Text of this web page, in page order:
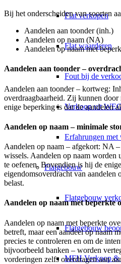
Flat verkopen
Flat waarderen
Fout bij de
Verkoop uit
Erfahrungen
Flatgebouw
Flatgebouw
Flatgebouw
MFH Verkoop &
Bij het onderscheiden van soorten
Aandelen aan toonder (inh.)
Aandelen op naam (NA)
Aandelen op naam met
Aandelen aan toonder –
Aandelen aan toonder – kortweg:
overdraagbaarheid. Zij kunnen door
enige beperking is dat de aandelen
Aandelen op naam – minimale
Aandelen op naam – afgekort: NA
wissels. Aandelen op naam worden
te oefenen. Bovendien is hij de
eigendomsoverdracht van
belast.
Aandelen op naam met beperkte
Aandelen op naam met beperkte
betreft, maar een aandeel op naam
precies te controleren en om de
bijvoorbeeld banken – worden
vorderingen zelfs overdragen aan